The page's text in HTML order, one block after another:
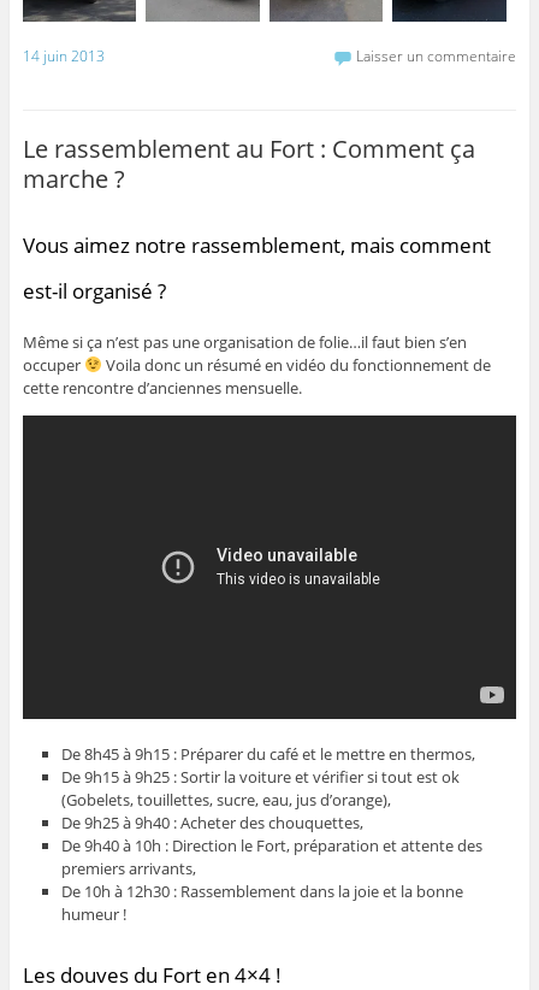
14 juin 2013 Laisser un commentaire
Le rassemblement au Fort : Comment ça
marche ?
Vous aimez notre rassemblement, mais comment
est-il organisé ?
Même si ça n’est pas une organisation de folie…il faut bien s’en
occuper
Voila donc un résumé en vidéo du fonctionnement de
cette rencontre d’anciennes mensuelle.
De 8h45 à 9h15 : Préparer du café et le mettre en thermos,
De 9h15 à 9h25 : Sortir la voiture et vérifier si tout est ok
(Gobelets, touillettes, sucre, eau, jus d’orange),
De 9h25 à 9h40 : Acheter des chouquettes,
De 9h40 à 10h : Direction le Fort, préparation et attente des
premiers arrivants,
De 10h à 12h30 : Rassemblement dans la joie et la bonne
humeur !
Les douves du Fort en 4×4 !